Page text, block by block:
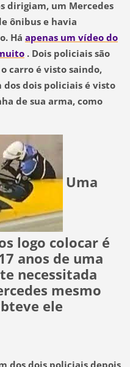
dirigiam, um Mercedes
ônibus e havia
Há apenas um vídeo do
. Dois policiais são
carro é visto saindo,
dois policiais é visto
de sua arma, como
Uma
logo colocar é
anos de uma
necessitada
mesmo
ele
dos dois policiais depois